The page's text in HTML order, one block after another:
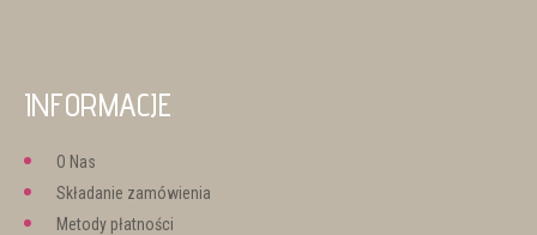
INFORMACJE
O Nas
Składanie zamówienia
Metody płatności